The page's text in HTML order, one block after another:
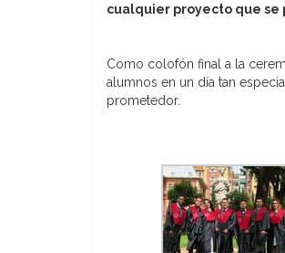
cualquier proyecto que se
Como colofón final a la
alumnos en un día tan
prometedor.